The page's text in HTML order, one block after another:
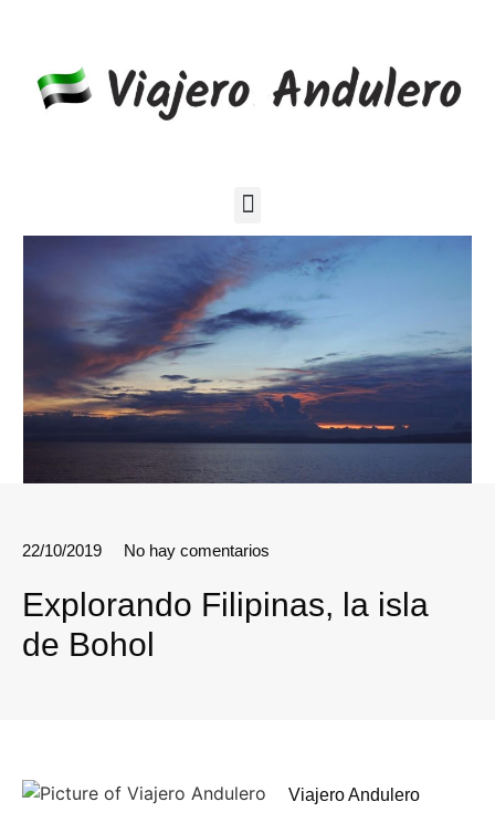
22/10/2019 No hay comentarios
Explorando Filipinas, la isla
de Bohol
Viajero Andulero